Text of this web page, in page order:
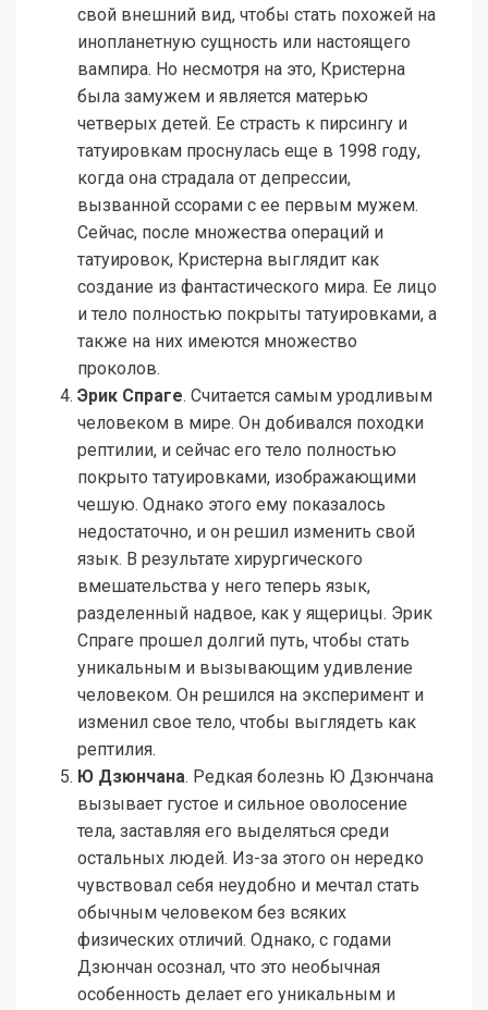
свой внешний вид, чтобы стать похожей на
инопланетную сущность или настоящего
вампира. Но несмотря на это, Кристерна
была замужем и является матерью
четверых детей. Ее страсть к пирсингу и
татуировкам проснулась еще в 1998 году,
когда она страдала от депрессии,
вызванной ссорами с ее первым мужем.
Сейчас, после множества операций и
татуировок, Кристерна выглядит как
создание из фантастического мира. Ее лицо
и тело полностью покрыты татуировками, а
также на них имеются множество
проколов.
Эрик Спраге. Считается самым уродливым
человеком в мире. Он добивался походки
рептилии, и сейчас его тело полностью
покрыто татуировками, изображающими
чешую. Однако этого ему показалось
недостаточно, и он решил изменить свой
язык. В результате хирургического
вмешательства у него теперь язык,
разделенный надвое, как у ящерицы. Эрик
Спраге прошел долгий путь, чтобы стать
уникальным и вызывающим удивление
человеком. Он решился на эксперимент и
изменил свое тело, чтобы выглядеть как
рептилия.
Ю Дзюнчана. Редкая болезнь Ю Дзюнчана
вызывает густое и сильное оволосение
тела, заставляя его выделяться среди
остальных людей. Из-за этого он нередко
чувствовал себя неудобно и мечтал стать
обычным человеком без всяких
физических отличий. Однако, с годами
Дзюнчан осознал, что это необычная
особенность делает его уникальным и